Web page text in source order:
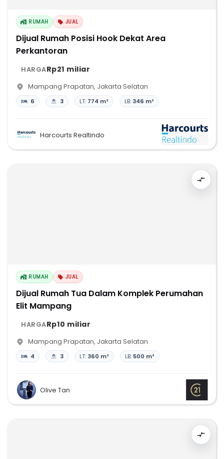
RUMAH JUAL
Dijual Rumah Posisi Hook Dekat Area
Perkantoran
HARGARp21 miliar
Mampang Prapatan, Jakarta Selatan
6 3 LT: 774 m² LB: 346 m²
Harcourts Realtindo
RUMAH JUAL
Dijual Rumah Tua Dalam Komplek Perumahan
Elit Mampang
HARGARp10 miliar
Mampang Prapatan, Jakarta Selatan
4 3 LT: 360 m² LB: 500 m²
Olive Tan